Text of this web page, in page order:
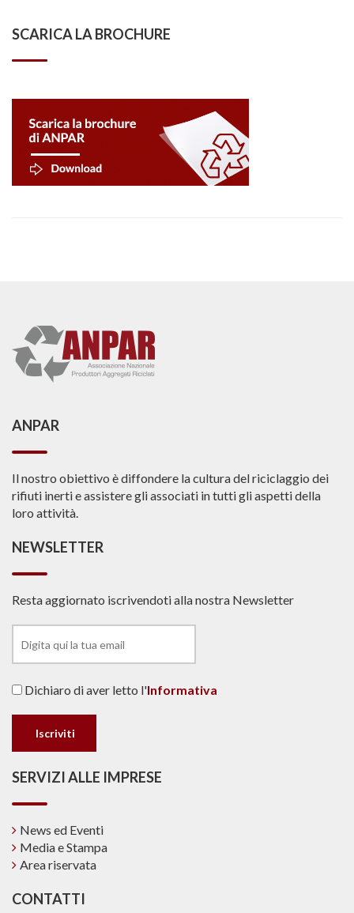
SCARICA LA BROCHURE
ANPAR
Il nostro obiettivo è diffondere la cultura del riciclaggio dei
rifiuti inerti e assistere gli associati in tutti gli aspetti della
loro attività.
NEWSLETTER
Resta aggiornato iscrivendoti alla nostra Newsletter
Dichiaro di aver letto l'Informativa
SERVIZI ALLE IMPRESE
News ed Eventi
Media e Stampa
Area riservata
CONTATTI